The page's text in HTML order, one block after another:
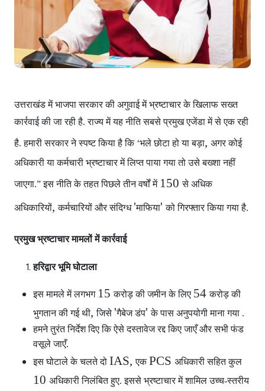
उत्तराखंड में भाजपा सरकार की अगुवाई में भ्रष्टाचार के खिलाफ सख्त
कार्रवाई की जा रही है. राज्य में यह नीति सबसे प्रमुख एजेंडा में से एक रही
है. हमारी सरकार ने स्पष्ट किया है कि ‘भले छोटा हो या बड़ा, अगर कोई
अधिकारी या कर्मचारी भ्रष्टाचार में लिप्त पाया गया तो उसे बख्शा नहीं
जाएगा.” इस नीति के तहत पिछले तीन वर्षों में 150से अधिक
अधिकारियों,कर्मचारियों और संदिग्ध 'माफिया'को गिरफ्तार किया गया है.
प्रमुख भ्रष्टाचार मामलों में कार्रवाई
हरिद्वार भूमि घोटाला
इस मामले में लगभग 15करोड़ की जमीन के लिए 54करोड़ की
भुगतान की गई थी,जिसे 'गैबेज डंप'के पास अनुपयोगी माना गया .
हमने तुरंत निर्देश दिए कि ऐसे दस्तावेज रद्द किए जाएँ और सभी फंड
वसूले जाएँ.
इस घोटाले के चलते दो IAS,एकPCS अधिकारी सहित कुल
10 अधिकारी निलंबित हुए. इससे भ्रष्टाचार में शामिल उच्च-स्तरीय